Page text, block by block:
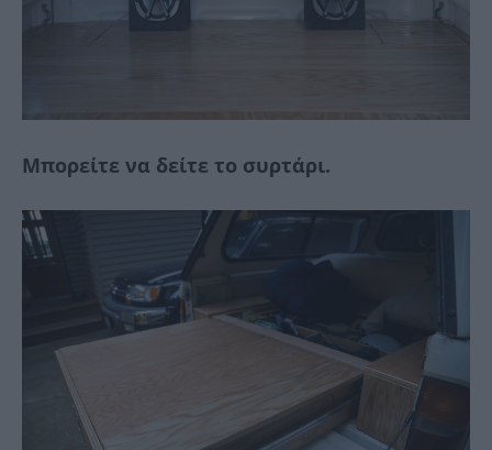
Μπορείτε να δείτε το συρτάρι.